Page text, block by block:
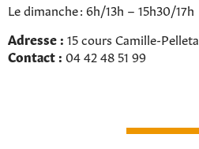
Le dimanche : 6h/13h – 15h30/17h
Adresse : 15 cours Camille-
Contact : 04 42 48 51 99